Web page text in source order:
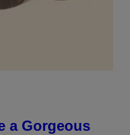
a Gorgeous